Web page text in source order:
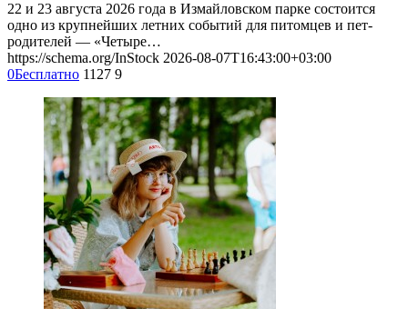
22 и 23 августа 2026 года в Измайловском парке состоится
одно из крупнейших летних событий для питомцев и пет-
родителей — «Четыре…
https://schema.org/InStock 2026-08-07T16:43:00+03:00
0Бесплатно 1127 9